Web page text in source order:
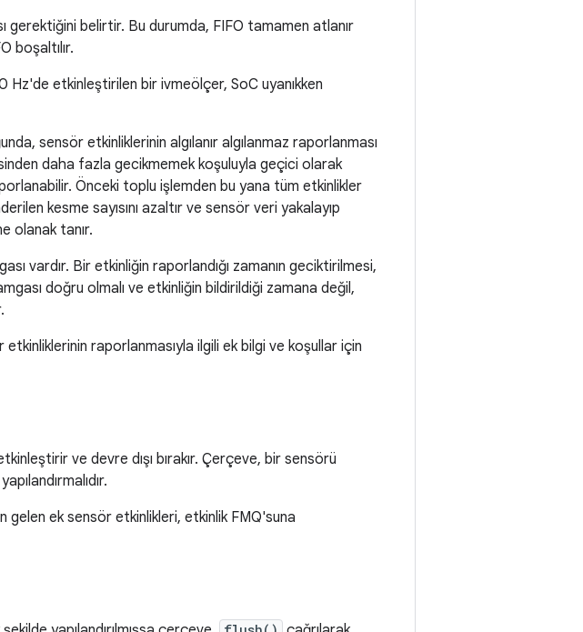
gerektiğini belirtir. Bu durumda, FIFO tamamen atlanır
boşaltılır.
Hz'de etkinleştirilen bir ivmeölçer, SoC uyanıkken
sensör etkinliklerinin algılanır algılanmaz raporlanması
daha fazla gecikmemek koşuluyla geçici olarak
Önceki toplu işlemden bu yana tüm etkinlikler
kesme sayısını azaltır ve sensör veri yakalayıp
olanak tanır.
vardır. Bir etkinliğin raporlandığı zamanın geciktirilmesi,
doğru olmalı ve etkinliğin bildirildiği zamana değil,
raporlanmasıyla ilgili ek bilgi ve koşullar için
ve devre dışı bırakır. Çerçeve, bir sensörü
gelen ek sensör etkinlikleri, etkinlik FMQ'suna